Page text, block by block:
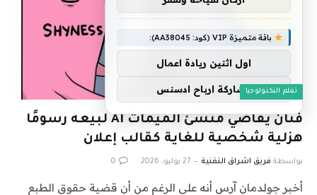
تعلم التكنولوجيا
فنان يقاضي منشئ الميمات AI لبيعه رسومًا
هزلية شخصية للغاية كقالب إعلان
بواسطة فريق اشراق التقنية 27 يوليو، 2026 0
أخبر جولدمان آرس أنه على الرغم من أن قضية حقوق الطبع
باقة متميزة VIP (كود: AA38045):
اول اثنين ريادة اعمال
مشاركة ارباح ادسنس